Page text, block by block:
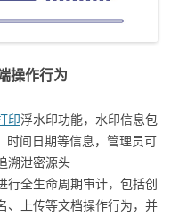
操作行为
印浮水印功能，水印信息包
时间日期等信息，管理员可
溯泄密源头
行全生命周期审计，包括创
、上传等文档操作行为，并